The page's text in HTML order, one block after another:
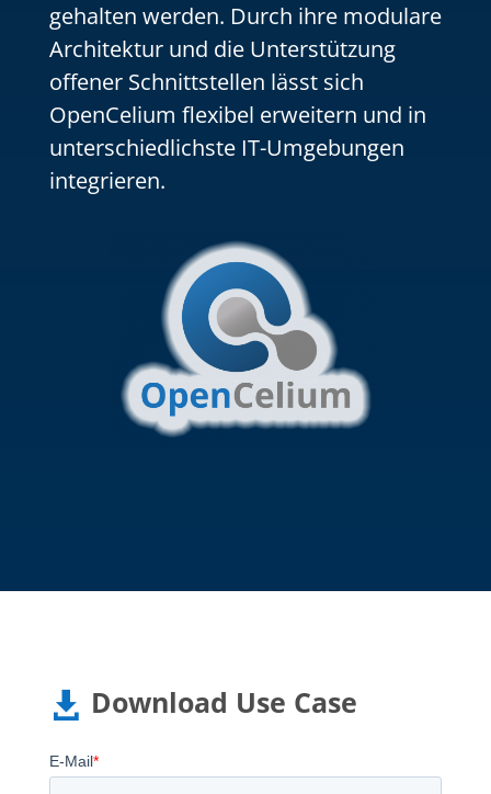
gehalten werden. Durch ihre modulare
Architektur und die Unterstützung
offener Schnittstellen lässt sich
OpenCelium flexibel erweitern und in
unterschiedlichste IT-Umgebungen
integrieren.
 Download Use Case